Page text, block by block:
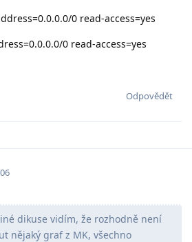
0 read-access=yes
0 read-access=yes
Odpovědět
dikuse vidím, že rozhodně není
nějaký graf z MK, všechno